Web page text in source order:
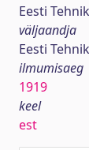
Eesti
väljaandja
Eesti
ilmumisaeg
1919
keel
est